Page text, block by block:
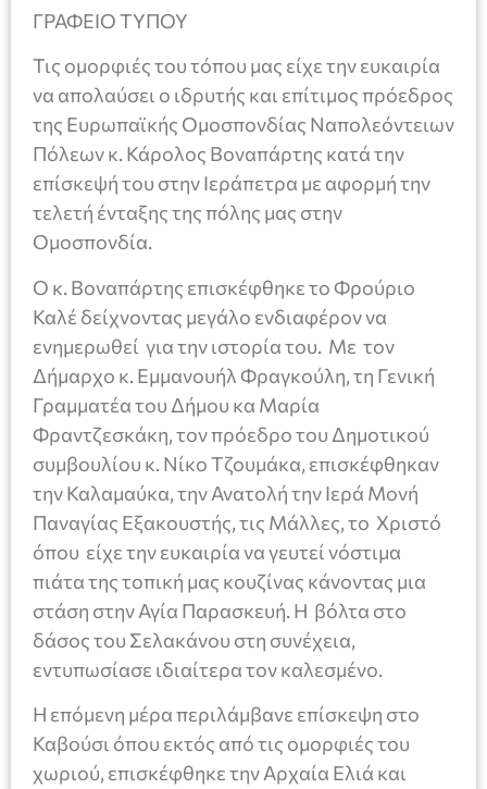
ΓΡΑΦΕΙΟ ΤΥΠΟΥ
Τις ομορφιές του τόπου μας είχε την ευκαιρία
να απολαύσει ο ιδρυτής και επίτιμος πρόεδρος
της Ευρωπαϊκής Ομοσπονδίας Ναπολεόντειων
Πόλεων κ. Κάρολος Βοναπάρτης κατά την
επίσκεψή του στην Ιεράπετρα με αφορμή την
τελετή ένταξης της πόλης μας στην
Ομοσπονδία.
Ο κ. Βοναπάρτης επισκέφθηκε το Φρούριο
Καλέ δείχνοντας μεγάλο ενδιαφέρον να
ενημερωθεί για την ιστορία του. Με τον
Δήμαρχο κ. Εμμανουήλ Φραγκούλη, τη Γενική
Γραμματέα του Δήμου κα Μαρία
Φραντζεσκάκη, τον πρόεδρο του Δημοτικού
συμβουλίου κ. Νίκο Τζουμάκα, επισκέφθηκαν
την Καλαμαύκα, την Ανατολή την Ιερά Μονή
Παναγίας Εξακουστής, τις Μάλλες, το Χριστό
όπου είχε την ευκαιρία να γευτεί νόστιμα
πιάτα της τοπική μας κουζίνας κάνοντας μια
στάση στην Αγία Παρασκευή. Η βόλτα στο
δάσος του Σελακάνου στη συνέχεια,
εντυπωσίασε ιδιαίτερα τον καλεσμένο.
Η επόμενη μέρα περιλάμβανε επίσκεψη στο
Καβούσι όπου εκτός από τις ομορφιές του
χωριού, επισκέφθηκε την Αρχαία Ελιά και